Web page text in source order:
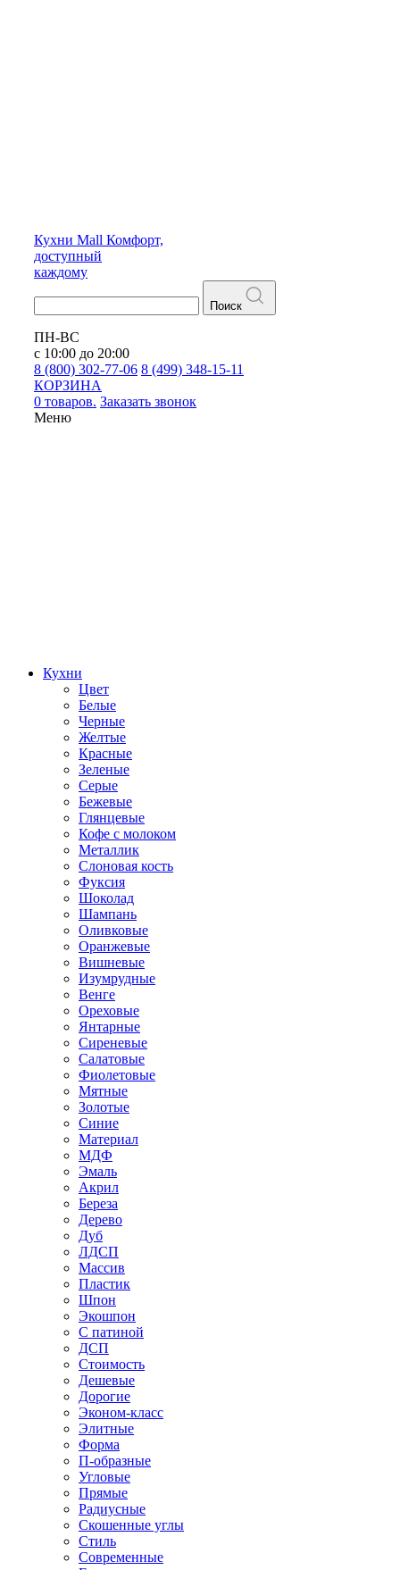
Кухни Mall Комфорт,
доступный
каждому
Поиск
ПН-ВС
с 10:00 до 20:00
8 (800) 302-77-06 8 (499) 348-15-11
КОРЗИНА
0 товаров. Заказать звонок
Меню
Кухни
Цвет
Белые
Черные
Желтые
Красные
Зеленые
Серые
Бежевые
Глянцевые
Кофе с молоком
Металлик
Слоновая кость
Фуксия
Шоколад
Шампань
Оливковые
Оранжевые
Вишневые
Изумрудные
Венге
Ореховые
Янтарные
Сиреневые
Салатовые
Фиолетовые
Мятные
Золотые
Синие
Материал
МДФ
Эмаль
Акрил
Береза
Дерево
Дуб
ЛДСП
Массив
Пластик
Шпон
Экошпон
С патиной
ДСП
Стоимость
Дешевые
Дорогие
Эконом-класс
Элитные
Форма
П-образные
Угловые
Прямые
Радиусные
Скошенные углы
Стиль
Современные